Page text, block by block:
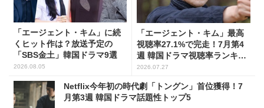
「エージェント・キム」に続
くヒット作は？放送予定の
「SBS金土」韓国ドラマ9選
2026.08.05
「エージェント・キム」最高
視聴率27.1%で完走！7月第4
週 韓国ドラマ視聴率ランキン
グ
2026.07.27
Netflix今年初の時代劇「トングン」首位獲得！7
月第3週 韓国ドラマ話題性トップ5